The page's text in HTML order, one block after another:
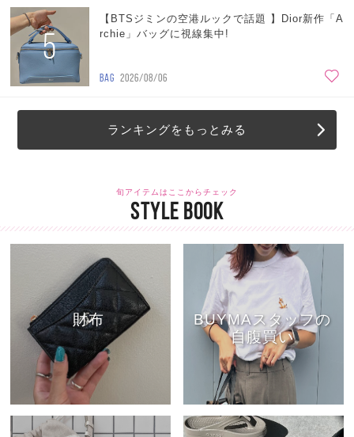
5
【BTSジミンの空港ルックで話題 】Dior新作「A
rchie」バッグに視線集中!
BAG 2026/08/06
ランキングをもっとみる
旬アイテムはここからチェック
STYLE BOOK
財布
BUYMAスタッフの
自腹買い